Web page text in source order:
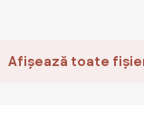
Afișează toate